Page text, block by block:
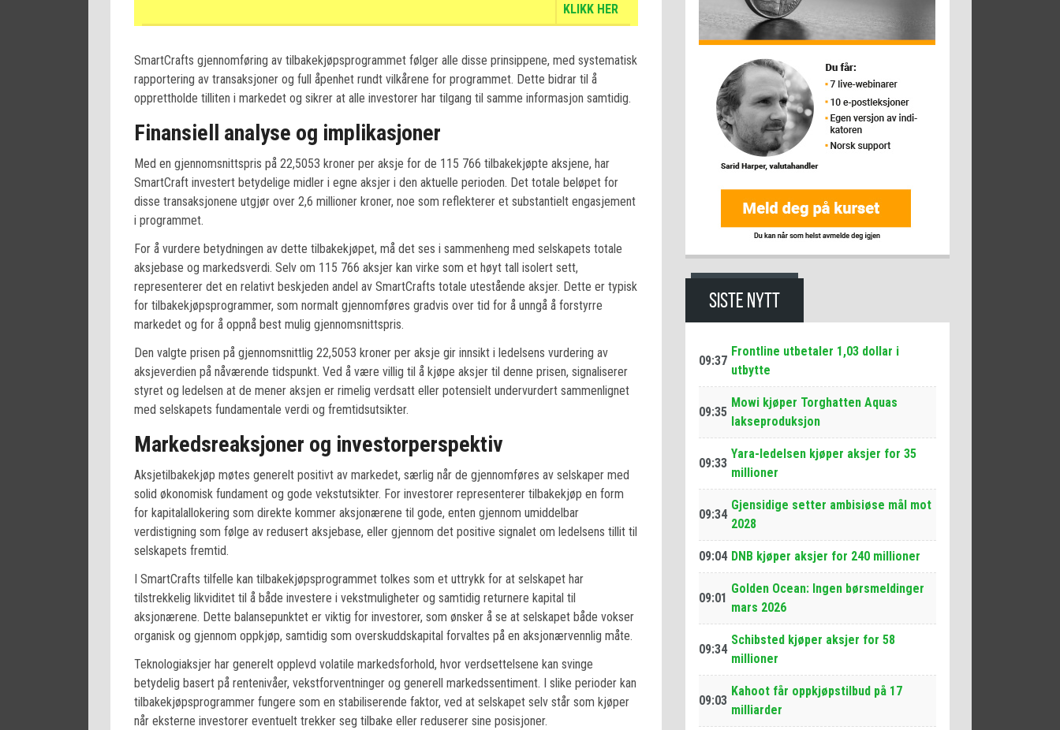
KLIKK HER
SmartCrafts gjennomføring av tilbakekjøpsprogrammet følger alle disse prinsippene, med systematisk
rapportering av transaksjoner og full åpenhet rundt vilkårene for programmet. Dette bidrar til å
opprettholde tilliten i markedet og sikrer at alle investorer har tilgang til samme informasjon samtidig.
Finansiell analyse og implikasjoner
Med en gjennomsnittspris på 22,5053 kroner per aksje for de 115 766 tilbakekjøpte aksjene, har
SmartCraft investert betydelige midler i egne aksjer i den aktuelle perioden. Det totale beløpet for
disse transaksjonene utgjør over 2,6 millioner kroner, noe som reflekterer et substantielt engasjement
i programmet.
For å vurdere betydningen av dette tilbakekjøpet, må det ses i sammenheng med selskapets totale
aksjebase og markedsverdi. Selv om 115 766 aksjer kan virke som et høyt tall isolert sett,
representerer det en relativt beskjeden andel av SmartCrafts totale utestående aksjer. Dette er typisk
for tilbakekjøpsprogrammer, som normalt gjennomføres gradvis over tid for å unngå å forstyrre
markedet og for å oppnå best mulig gjennomsnittspris.
Den valgte prisen på gjennomsnittlig 22,5053 kroner per aksje gir innsikt i ledelsens vurdering av
aksjeverdien på nåværende tidspunkt. Ved å være villig til å kjøpe aksjer til denne prisen, signaliserer
styret og ledelsen at de mener aksjen er rimelig verdsatt eller potensielt undervurdert sammenlignet
med selskapets fundamentale verdi og fremtidsutsikter.
Markedsreaksjoner og investorperspektiv
Aksjetilbakekjøp møtes generelt positivt av markedet, særlig når de gjennomføres av selskaper med
solid økonomisk fundament og gode vekstutsikter. For investorer representerer tilbakekjøp en form
for kapitalallokering som direkte kommer aksjonærene til gode, enten gjennom umiddelbar
verdistigning som følge av redusert aksjebase, eller gjennom det positive signalet om ledelsens tillit til
selskapets fremtid.
I SmartCrafts tilfelle kan tilbakekjøpsprogrammet tolkes som et uttrykk for at selskapet har
tilstrekkelig likviditet til å både investere i vekstmuligheter og samtidig returnere kapital til
aksjonærene. Dette balansepunktet er viktig for investorer, som ønsker å se at selskapet både vokser
organisk og gjennom oppkjøp, samtidig som overskuddskapital forvaltes på en aksjonærvennlig måte.
Teknologiaksjer har generelt opplevd volatile markedsforhold, hvor verdsettelsene kan svinge
betydelig basert på rentenivåer, vekstforventninger og generell markedssentiment. I slike perioder kan
tilbakekjøpsprogrammer fungere som en stabiliserende faktor, ved at selskapet selv står som kjøper
når eksterne investorer eventuelt trekker seg tilbake eller reduserer sine posisjoner.
SISTE NYTT
09:37
Frontline utbetaler 1,03 dollar i
utbytte
09:35
Mowi kjøper Torghatten Aquas
lakseproduksjon
09:33
Yara-ledelsen kjøper aksjer for 35
millioner
09:34
Gjensidige setter ambisiøse mål mot
2028
09:04 DNB kjøper aksjer for 240 millioner
09:01
Golden Ocean: Ingen børsmeldinger
mars 2026
09:34
Schibsted kjøper aksjer for 58
millioner
09:03
Kahoot får oppkjøpstilbud på 17
milliarder